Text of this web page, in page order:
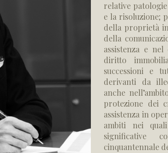
relative
e la risoluzione;
della proprietà
della
assistenza e
diritto
successioni e
derivanti da
anche
protezione dei
assistenza in
ambiti nei
significative
cinquantennale